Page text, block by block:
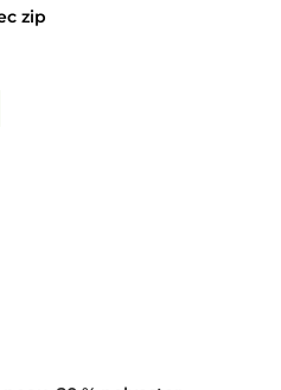
zip